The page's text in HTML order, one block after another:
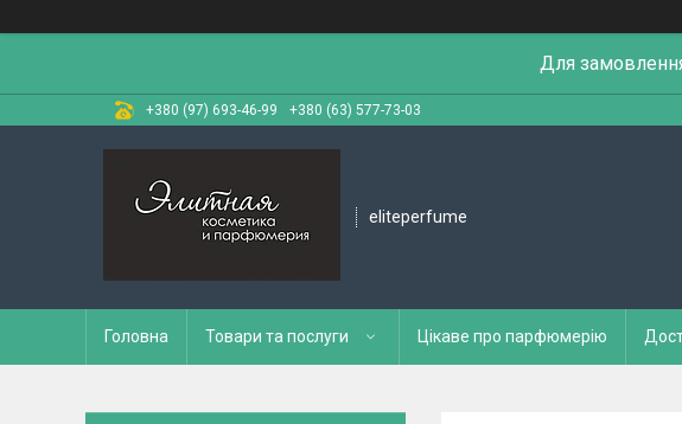
Для
+380 (97) 693-46-99 +380 (63) 577-73-03
eliteperfume
Головна Товари та послуги Цікаве про парфюмерію